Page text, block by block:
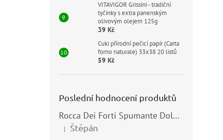
VITAVIGOR Grissini - tradiční
tyčinky s extra panenským
olivovým olejem 125g
39 Kč
Cuki přírodní pečicí papír (Carta
forno naturale) 33x38 20 listů
59 Kč
Poslední hodnocení produktů
Rocca Dei Forti Spumante Dolce 11,5% 0,75l
Hodnocení produktu je 5 z 5 hvězdiček.
| Štěpán